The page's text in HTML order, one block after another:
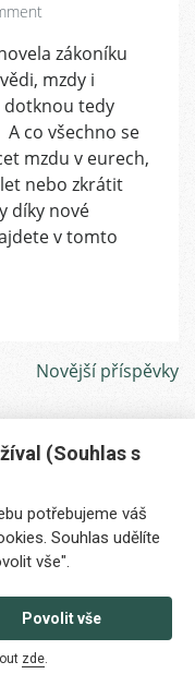
přináší
novela
zákoníku
práce
2025?
Praktický
přehled
změn
zákoníku
mzdy i
dotknou tedy
co všechno se
mzdu v eurech,
nebo zkrátit
díky nové
v tomto
Novější příspěvky
služby?
(Souhlas s
potřebujeme váš
Souhlas udělíte
vše".
Povolit vše
zde.